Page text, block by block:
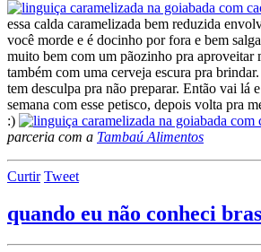
essa calda caramelizada bem reduzida
você morde e é docinho por fora e bem
muito bem com um pãozinho pra aproveitar
também com uma cerveja escura pra
tem desculpa pra não preparar. Então vai lá
semana com esse petisco, depois volta pra
:)
parceria com a Tambaú Alimentos
Curtir Tweet
quando eu não conheci